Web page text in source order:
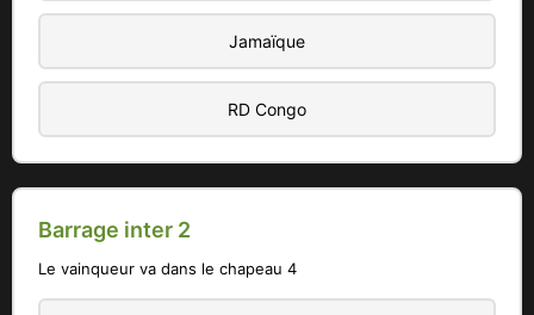
Jamaïque
RD Congo
Barrage inter 2
Le vainqueur va dans le chapeau 4